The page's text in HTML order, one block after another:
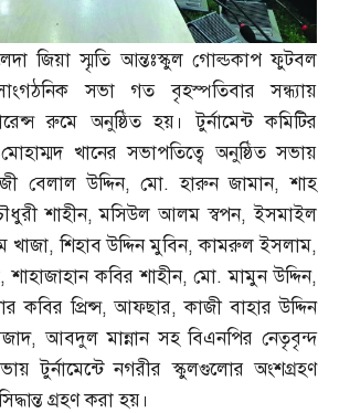
জিয়া স্মৃতি আন্তঃস্কুল গোল্ডকাপ ফুটবল
সভা গত বৃহস্পতিবার সন্ধ্যায়
রুমে অনুষ্ঠিত হয়। টুর্নামেন্ট কমিটির
খানের সভাপতিত্বে অনুষ্ঠিত সভায়
বেলাল উদ্দিন,মো.হারুন জামান,শাহ
শাহীন,মসিউল আলম স্বপন,ইসমাইল
,শিহাব উদ্দিন মুবিন,কামরুল ইসলাম,
,শাহাজাহান কবির শাহীন,মো.মামুন উদ্দিন,
কবির প্রিন্স,আফছার,কাজী বাহার উদ্দিন
,আবদুল মান্নান সহ বিএনপির নেতৃবৃন্দ
টুর্নামেন্টে নগরীর স্কুলগুলোর অংশগ্রহণ
গ্রহণ করা হয়।